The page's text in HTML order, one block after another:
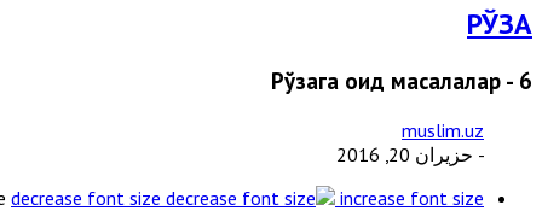
РЎЗА
Рўзага оид масалалар - 6
muslim.uz
- حزيران 20, 2016
decrease font size increase font size